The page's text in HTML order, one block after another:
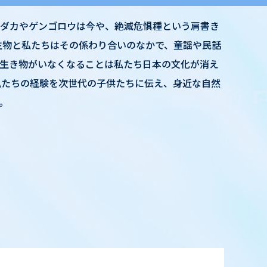
カやゲンゴロウは今や、絶滅危惧種という肩書き
と私たちはその係わり合いのなかで、童謡や民話
き物がいなくなることは私たち日本の文化が消え
ちの経験を次世代の子供たちに伝え、身近な自然